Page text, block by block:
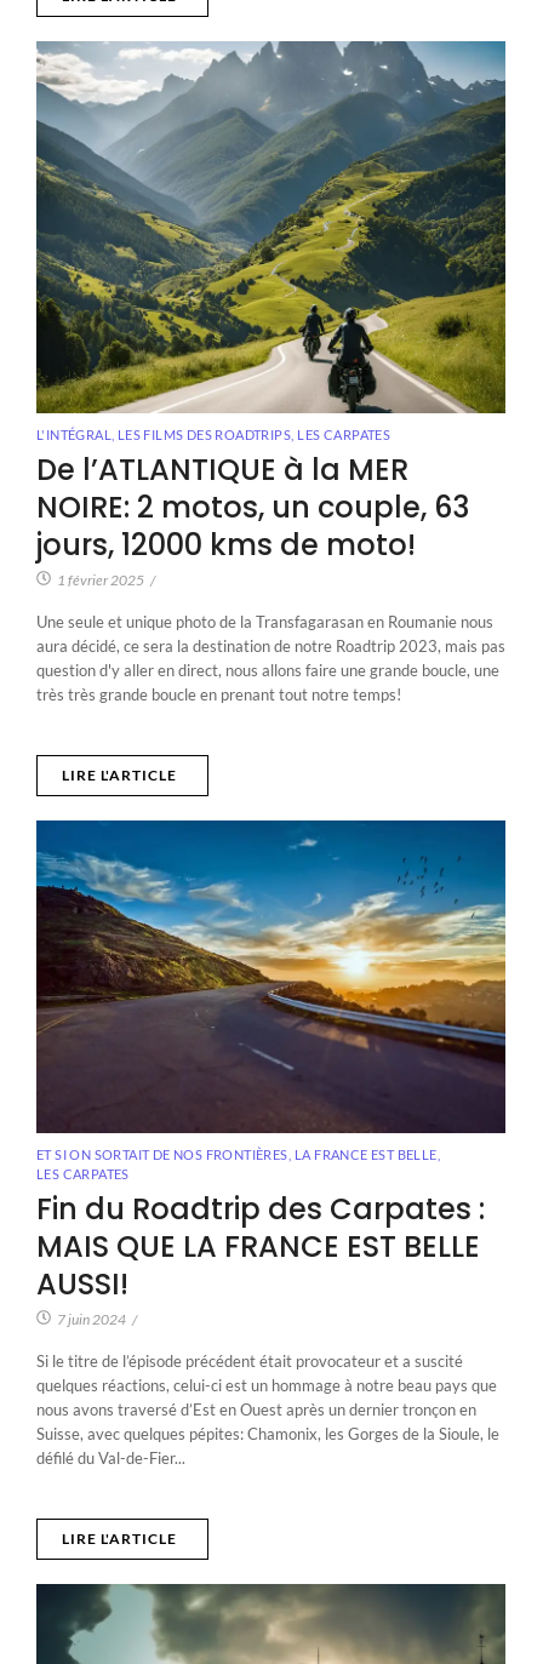
L'INTÉGRAL, LES FILMS DES ROADTRIPS LES CARPATES
De l’ATLANTIQUE à la MER
NOIRE: 2 motos, un couple, 63
jours, 12000 kms de moto!
1 février 2025 /
Une seule et unique photo de la Transfagarasan en Roumanie nous
aura décidé, ce sera la destination de notre Roadtrip 2023, mais pas
question d'y aller en direct, nous allons faire une grande boucle, une
très très grande boucle en prenant tout notre temps!
LIRE L'ARTICLE
ET SI ON SORTAIT DE NOS FRONTIÈRES LA FRANCE EST BELLE
LES CARPATES
Fin du Roadtrip des Carpates :
MAIS QUE LA FRANCE EST BELLE
AUSSI!
7 juin 2024 /
Si le titre de l’épisode précédent était provocateur et a suscité
quelques réactions, celui-ci est un hommage à notre beau pays que
nous avons traversé d’Est en Ouest après un dernier tronçon en
Suisse, avec quelques pépites: Chamonix, les Gorges de la Sioule, le
défilé du Val-de-Fier...
LIRE L'ARTICLE